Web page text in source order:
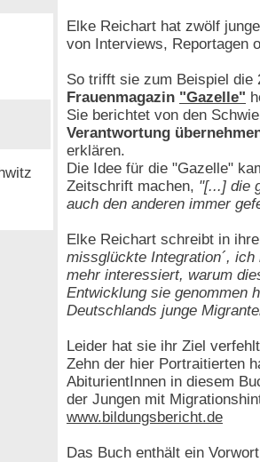
Elke Reichart hat zwölf
von Interviews, Reportagen
So trifft sie zum Beispiel die
Frauenmagazin "Gazelle"
Sie berichtet von den
Verantwortung
erklären.
Die Idee für die "Gazelle"
Zeitschrift machen, "[...] die
auch den anderen immer
Elke Reichart schreibt in
missglückte Integration´,
mehr interessiert, warum
Entwicklung sie genommen
Deutschlands junge
Leider hat sie ihr Ziel
Zehn der hier Portraitierten
AbiturientInnen in diesem
der Jungen mit
www.bildungsbericht.de
Das Buch enthält ein